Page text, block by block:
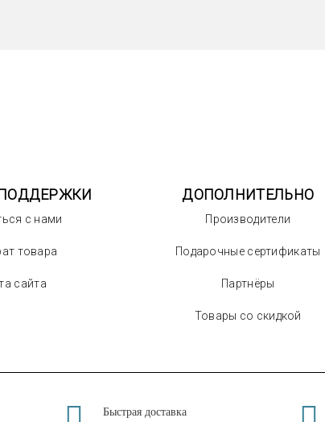
с нами
товара
сайта
ДОПОЛНИТЕЛЬНО
Производители
Подарочные сертификаты
Партнёры
Товары со скидкой
Быстрая доставка